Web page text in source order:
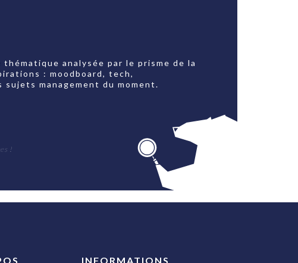
analysée par le prisme de la
: moodboard, tech,
management du moment.
!
INFORMATIONS